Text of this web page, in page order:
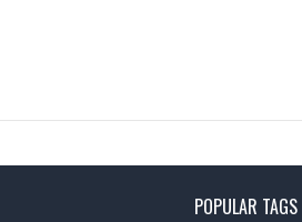
POPULAR TAGS